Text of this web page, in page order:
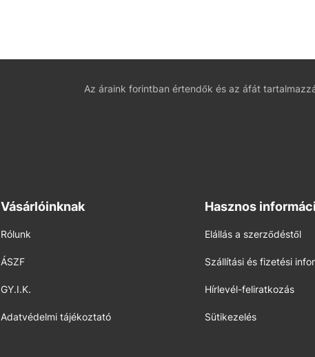
Az áraink forintban értendők és az áfát
Vásárlóinknak
Rólunk
ÁSZF
GY.I.K.
Adatvédelmi tájékoztató
Hasznos
Elállás a szerződéstől
Szállítási és fizetési
Hírlevél-feliratkozás
Sütikezelés